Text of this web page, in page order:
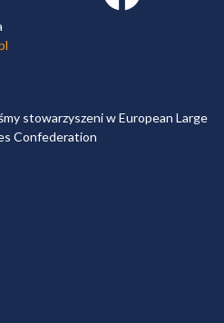
stowarzyszeni w European Large
Confederation